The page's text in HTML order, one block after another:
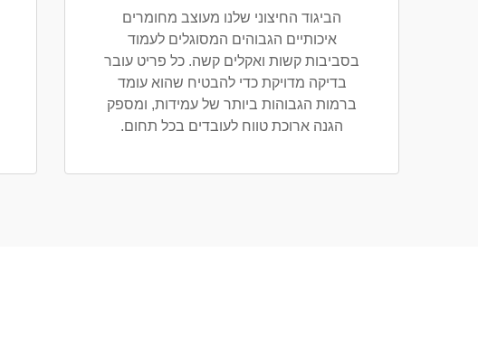
הביגוד החיצוני שלנו מעוצב מחומרים
איכותיים הגבוהים המסוגלים לעמוד
בסביבות קשות ואקלים קשה. כל פריט עובר
בדיקה מדויקת כדי להבטיח שהוא עומד
ברמות הגבוהות ביותר של עמידות, ומספק
הגנה ארוכת טווח לעובדים בכל תחום.